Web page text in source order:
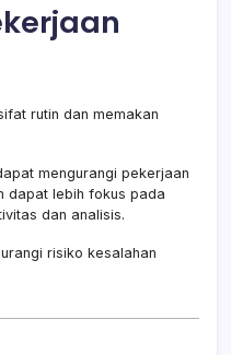
rutin dan memakan
mengurangi pekerjaan
dapat lebih fokus pada
dan analisis.
risiko kesalahan